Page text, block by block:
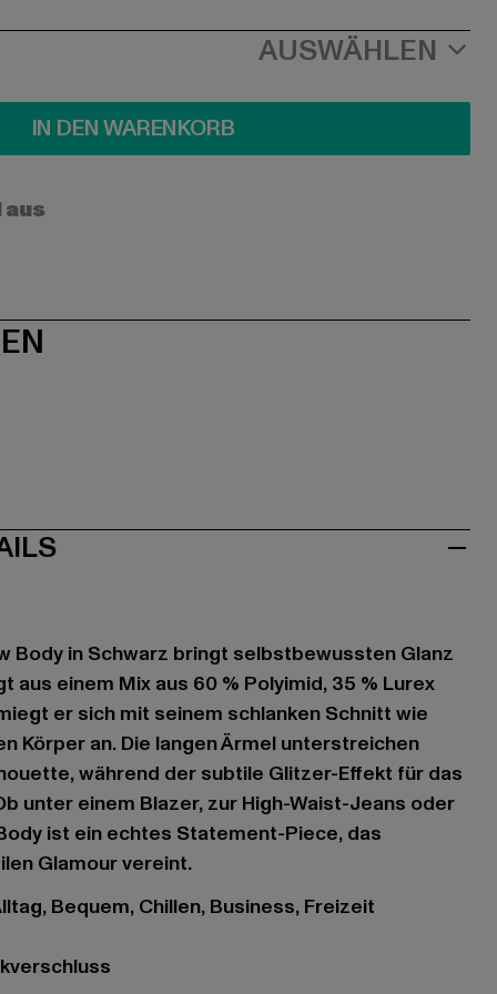
AUSWÄHLEN
IN DEN WARENKORB
Body in Schwarz bringt selbstbewussten Glanz
aus einem Mix aus 60 % Polyimid, 35 % Lurex
er sich mit seinem schlanken Schnitt wie
Körper an. Die langen Ärmel unterstreichen
während der subtile Glitzer-Effekt für das
unter einem Blazer, zur High-Waist-Jeans oder
ist ein echtes Statement-Piece, das
Glamour vereint.
Bequem, Chillen, Business, Freizeit